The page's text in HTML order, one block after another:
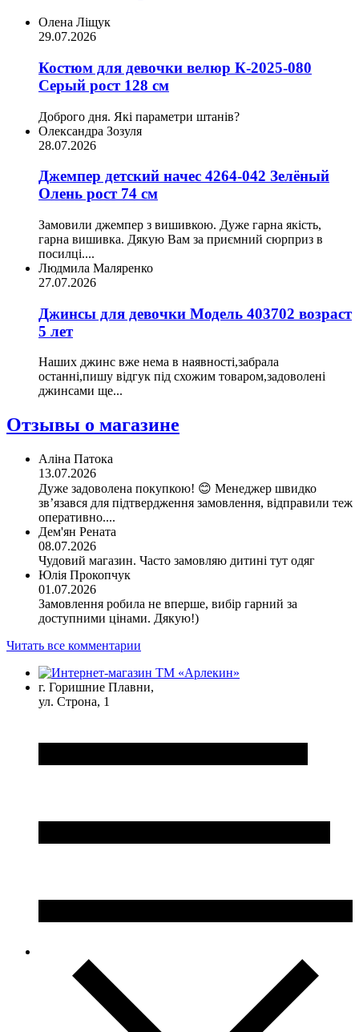
Олена Ліщук
29.07.2026
Костюм для девочки велюр К-2025-080
Серый рост 128 см
Доброго дня. Які параметри штанів?
Олександра Зозуля
28.07.2026
Джемпер детский начес 4264-042 Зелёный
Олень рост 74 см
Замовили джемпер з вишивкою. Дуже гарна якість,
гарна вишивка. Дякую Вам за приємний сюрприз в
посилці....
Людмила Маляренко
27.07.2026
Джинсы для девочки Модель 403702 возраст
5 лет
Наших джинс вже нема в наявності,забрала
останні,пишу відгук під схожим товаром,задоволені
джинсами ще...
Отзывы о магазине
Аліна Патока
13.07.2026
Дуже задоволена покупкою! 😊 Менеджер швидко
зв’язався для підтвердження замовлення, відправили теж
оперативно....
Дем'ян Рената
08.07.2026
Чудовий магазин. Часто замовляю дитині тут одяг
Юлія Прокопчук
01.07.2026
Замовлення робила не вперше, вибір гарний за
доступними цінами. Дякую!)
Читать все комментарии
г. Горишние Плавни,
ул. Строна, 1